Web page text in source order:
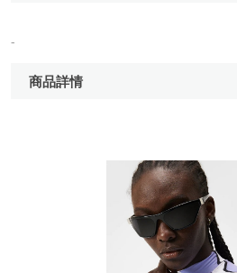
-
商品詳情